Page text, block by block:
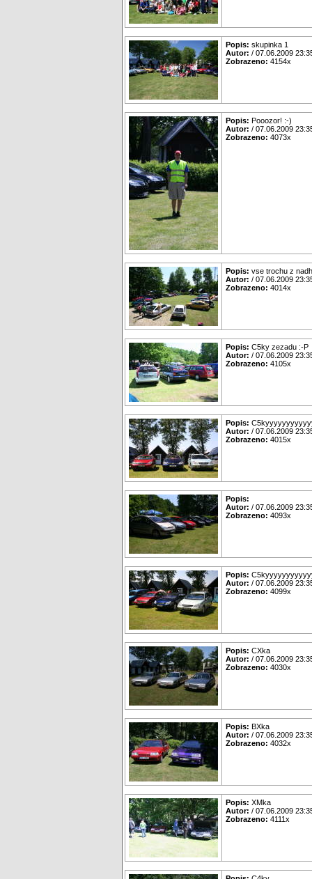
Popis: skupinka 1
Autor: / 07.06.2009
Zobrazeno: 4154x
Popis: Pooozor! :-)
Autor: / 07.06.2009
Zobrazeno: 4073x
Popis: vse trochu z
Autor: / 07.06.2009
Zobrazeno: 4014x
Popis: C5ky zezadu :-P
Autor: / 07.06.2009
Zobrazeno: 4105x
Popis:
Autor: / 07.06.2009
Zobrazeno: 4015x
Popis:
Autor: / 07.06.2009
Zobrazeno: 4093x
Popis:
Autor: / 07.06.2009
Zobrazeno: 4099x
Popis: CXka
Autor: / 07.06.2009
Zobrazeno: 4030x
Popis: BXka
Autor: / 07.06.2009
Zobrazeno: 4032x
Popis: XMka
Autor: / 07.06.2009
Zobrazeno: 4111x